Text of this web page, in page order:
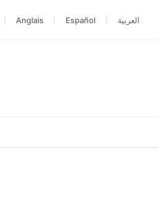
Anglais Español العربية